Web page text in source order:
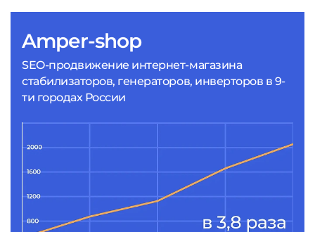
Amper-shop
SEO-продвижение интернет-магазина
стабилизаторов, генераторов, инверторов в 9-
ти городах России